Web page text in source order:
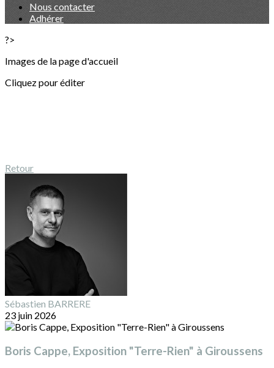
Nous contacter
Adhérer
?>
Images de la page d'accueil
Cliquez pour éditer
Retour
Sébastien BARRERE
23 juin 2026
Boris Cappe, Exposition "Terre-Rien" à Giroussens